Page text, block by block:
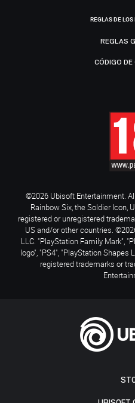
REGLAS DE LOS
REGLAS
CÓDIGO
©2026 Ubisoft Entertainment.
Rainbow Six, the Soldier Icon,
registered or unregistered
US and/or other countries.
LLC. "PlayStation Family Mark",
logo", "PS4", "PlayStation
registered trademarks or